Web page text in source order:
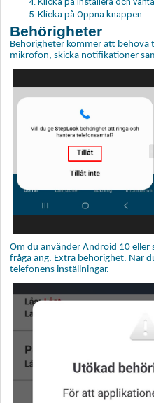
Klicka på Öppna knappen.
Behörigheter
Behörigheter kommer att behöva
mikrofon, skicka notifikationer
Om du använder Android 10
fråga ang. Extra behörighet. När
telefonens inställningar.